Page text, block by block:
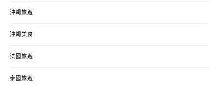
沖繩旅遊
沖繩美食
法國旅遊
泰國旅遊